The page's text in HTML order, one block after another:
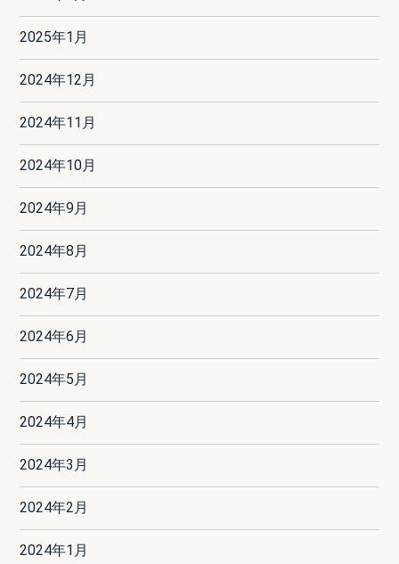
2025年1月
2024年12月
2024年11月
2024年10月
2024年9月
2024年8月
2024年7月
2024年6月
2024年5月
2024年4月
2024年3月
2024年2月
2024年1月